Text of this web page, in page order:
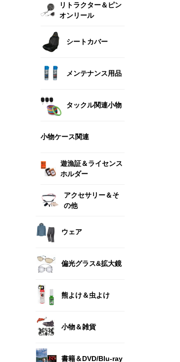
リトラクター＆ピン
オンリール
シートカバー
メンテナンス用品
タックル関連小物
小物ケース関連
遊漁証＆ライセンス
ホルダー
アクセサリー＆そ
の他
ウェア
偏光グラス&拡大鏡
熊よけ＆虫よけ
小物＆雑貨
書籍＆DVD/Blu-ray